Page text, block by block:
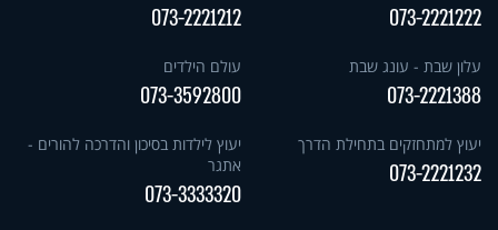
073-2221222
073-2221212
עלון שבת - עונג שבת
073-2221388
עולם הילדים
073-3592800
יעוץ למתחזקים בתחילת הדרך
073-2221232
יעוץ לילדות בסיכון והדרכה להורים -
אתגר
073-3333320